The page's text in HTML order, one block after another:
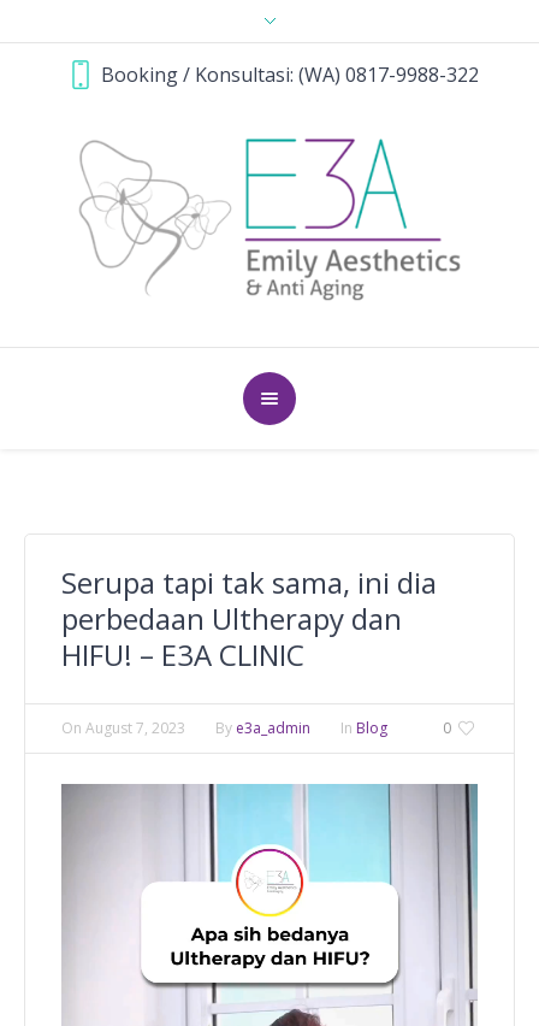
Booking / Konsultasi: (WA) 0817-9988-322
Serupa tapi tak sama, ini dia
perbedaan Ultherapy dan
HIFU! – E3A CLINIC
0
On August 7, 2023 By e3a_admin In Blog